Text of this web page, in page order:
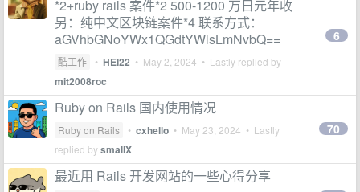
*2+ruby rails 案件*2 500-1200 万日元年收
另：纯中文区块链案件*4 联系方式：
aGVhbGNoYWx1QGdtYWlsLmNvbQ==
酷工作 • HEI22 • May 2, 2024 • Lastly replied by
mit2008roc
6
Ruby on Rails 国内使用情况
Ruby on Rails • cxhello • May 23, 2024 • Lastly
replied bysmallX
70
最近用 Rails 开发网站的一些心得分享